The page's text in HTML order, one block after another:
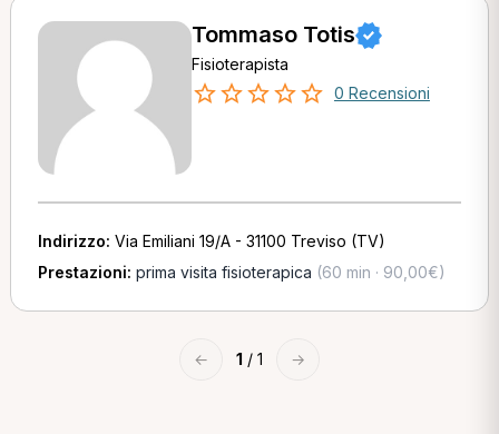
Tommaso Totis
Fisioterapista
0 Recensioni
Indirizzo: Via Emiliani 19/A - 31100 Treviso (TV)
Prestazioni: prima visita fisioterapica (60 min · 90,00€)
← 1 / 1 →